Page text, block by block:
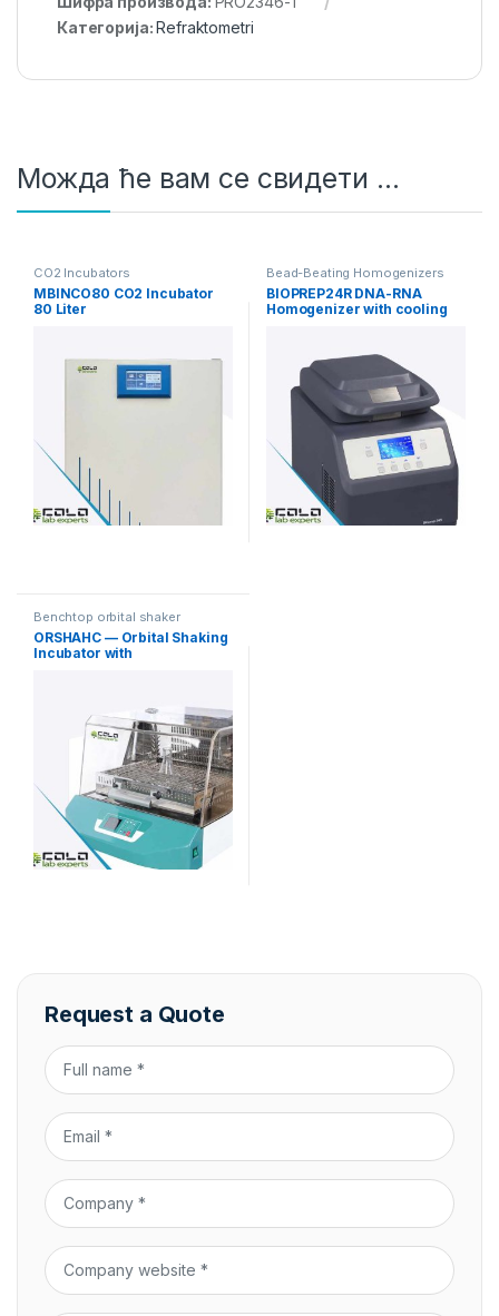
Категорија:Refraktometri
Можда ће вам се свидети …
CO2 Incubators
MBINCO80 CO2 Incubator
80 Liter
Bead-Beating Homogenizers
BIOPREP24R DNA-RNA
Homogenizer with cooling
Benchtop orbital shaker
incubators
ORSHAHC — Orbital Shaking
Incubator with
Request a Quote